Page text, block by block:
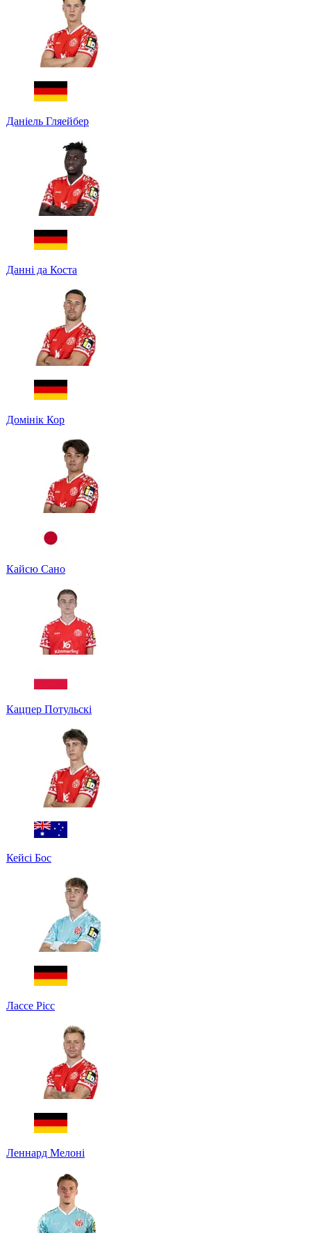
Даніель Гляейбер
Данні да Коста
Домінік Кор
Кайсю Сано
Кацпер Потульскі
Кейсі Бос
Лассе Рісс
Леннард Мелоні